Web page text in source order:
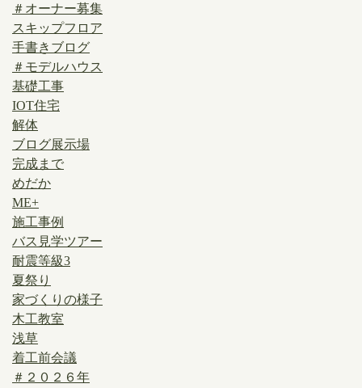
＃オーナー募集
スキップフロア
手書きブログ
＃モデルハウス
基礎工事
IOT住宅
解体
ブログ展示場
完成まで
めだか
ME+
施工事例
バス見学ツアー
耐震等級3
夏祭り
家づくりの様子
木工教室
浅草
着工前会議
＃２０２６年